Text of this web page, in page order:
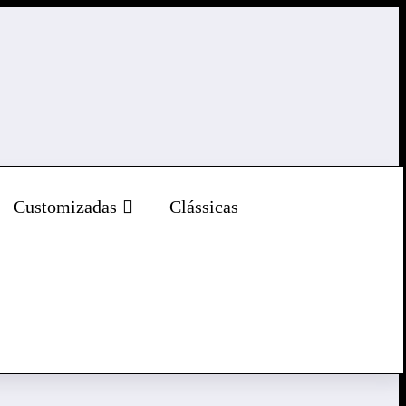
Customizadas Clássicas
Ramos 15 de Janeiro, 2024 0 Comentários
fruto da colaboração entre a Dafra e a SYM. Lançada no
e eficiência.
a 8.000 rpm e torque máximo de 1,22 kgfm a 6.000 rpm, a
deslocamento uma experiência agradável.